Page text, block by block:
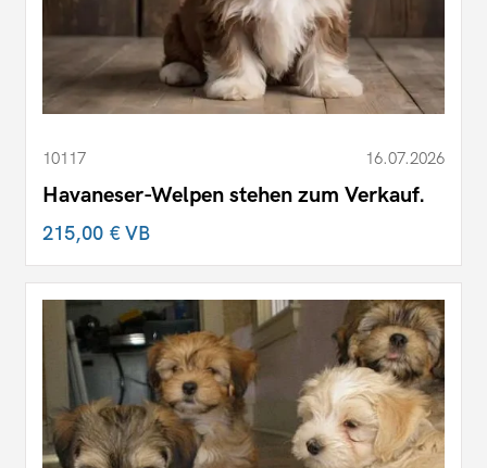
10117 16.07.2026
Havaneser-Welpen stehen zum Verkauf.
215,00 €VB